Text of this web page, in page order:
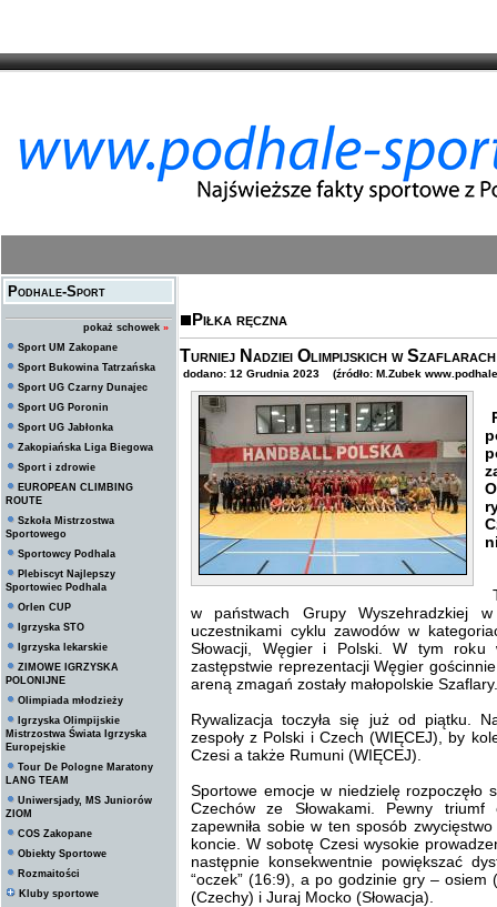
Podhale-Sport
pokaż schowek »
Sport UM Zakopane
Sport Bukowina Tatrzańska
Sport UG Czarny Dunajec
Sport UG Poronin
Sport UG Jabłonka
Zakopiańska Liga Biegowa
Sport i zdrowie
EUROPEAN CLIMBING
ROUTE
Szkoła Mistrzostwa
Sportowego
Sportowcy Podhala
Plebiscyt Najlepszy
Sportowiec Podhala
Orlen CUP
Igrzyska STO
Igrzyska lekarskie
ZIMOWE IGRZYSKA
POLONIJNE
Olimpiada młodzieży
Igrzyska Olimpijskie
Mistrzostwa Świata Igrzyska
Europejskie
Tour De Pologne Maratony
LANG TEAM
Uniwersjady, MS Juniorów
ZIOM
COS Zakopane
Obiekty Sportowe
Rozmaitości
Kluby sportowe
Piłka ręczna
Turniej Nadziei Olimpijskich w Szaflarach
dodano: 12 Grudnia 2023 (źródło: M.Zubek
w państwach Grupy Wyszehradzkiej
uczestnikami cyklu zawodów w
Słowacji, Węgier i Polski. W tym roku
zastępstwie reprezentacji Węgier
areną zmagań zostały małopolskie Szaflary.
Rywalizacja toczyła się już od piątku.
zespoły z Polski i Czech (WIĘCEJ), by
Czesi a także Rumuni (WIĘCEJ).
Sportowe emocje w niedzielę rozpoczęło
Czechów ze Słowakami. Pewny
zapewniła sobie w ten sposób
koncie. W sobotę Czesi wysokie
następnie konsekwentnie powiększać
“oczek” (16:9), a po godzinie gry –
(Czechy) i Juraj Mocko (Słowacja).